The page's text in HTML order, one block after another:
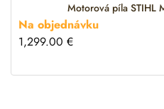
Motorová píla STIHL
Na objednávku
1,299.00 €